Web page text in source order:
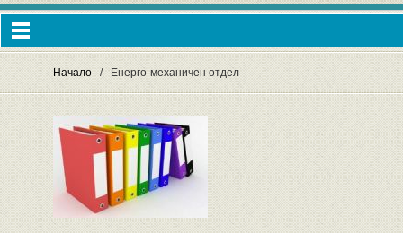
Начало Енерго-механичен отдел